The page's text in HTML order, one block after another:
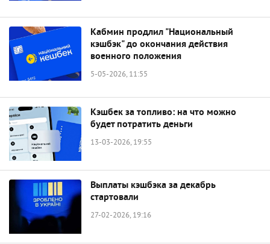
Кабмин продлил "Национальный
кэшбэк" до окончания действия
военного положения
5-05-2026, 11:55
Кэшбек за топливо: на что можно
будет потратить деньги
13-03-2026, 19:55
Выплаты кэшбэка за декабрь
стартовали
27-02-2026, 19:16